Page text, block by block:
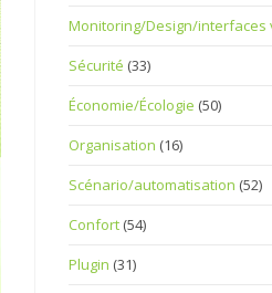
Monitoring/Design/interfaces
Sécurité (33)
Économie/Écologie (50)
Organisation (16)
Scénario/automatisation (52)
Confort (54)
Plugin (31)